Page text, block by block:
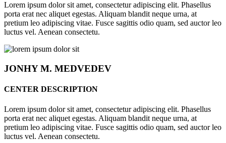
Lorem ipsum dolor sit amet, consectetur adipiscing elit. Phasellus
porta erat nec aliquet egestas. Aliquam blandit neque urna, at
pretium leo adipiscing vitae. Fusce sagittis odio quam, sed auctor leo
luctus vel. Aenean consectetu.
JONHYM. MEDVEDEV
CENTER DESCRIPTION
Lorem ipsum dolor sit amet, consectetur adipiscing elit. Phasellus
porta erat nec aliquet egestas. Aliquam blandit neque urna, at
pretium leo adipiscing vitae. Fusce sagittis odio quam, sed auctor leo
luctus vel. Aenean consectetu.